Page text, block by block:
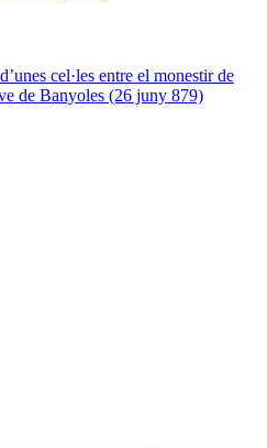
cel·les entre el monestir de
de Banyoles (26 juny 879)